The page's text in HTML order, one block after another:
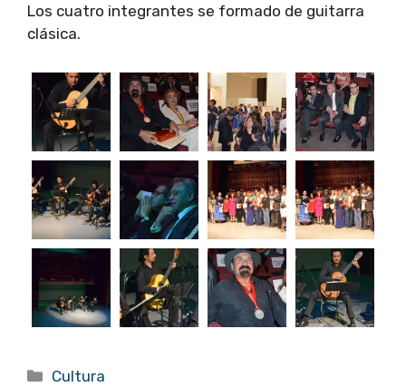
Los cuatro integrantes se formado de guitarra
clásica.
Categorías
Cultura